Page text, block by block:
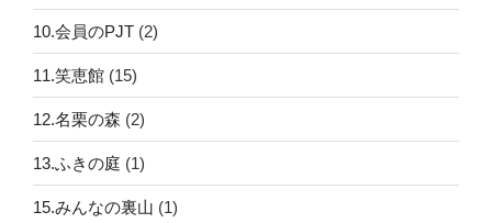
10.会員のPJT (2)
11.笑恵館 (15)
12.名栗の森 (2)
13.ふきの庭 (1)
15.みんなの裏山 (1)